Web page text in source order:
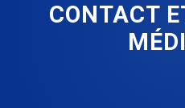
CONTACT